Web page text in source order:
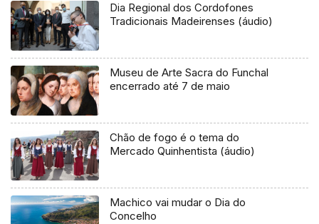
Dia Regional dos Cordofones
Tradicionais Madeirenses (áudio)
Museu de Arte Sacra do Funchal
encerrado até 7 de maio
Chão de fogo é o tema do
Mercado Quinhentista (áudio)
Machico vai mudar o Dia do
Concelho